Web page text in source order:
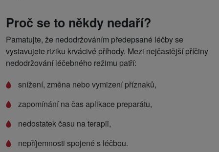
Proč se to někdy nedaří?
Pamatujte, že nedodržováním předepsané léčby se
vystavujete riziku krvácivé příhody. Mezi nejčastější příčiny
nedodržování léčebného režimu patří:
snížení, změna nebo vymizení příznaků,
zapomínání na čas aplikace preparátu,
nedostatek času na terapii,
nepříjemnosti spojené s léčbou.